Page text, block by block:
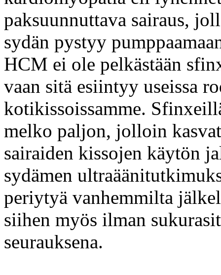
paksuunnuttava sairaus,
sydän pystyy
HCM ei ole pelkästään
vaan sitä esiintyy useissa
kotikissoissamme.
melko paljon, jolloin
sairaiden kissojen käytön
sydämen
periytyä vanhemmilta
siihen myös ilman
seurauksena.